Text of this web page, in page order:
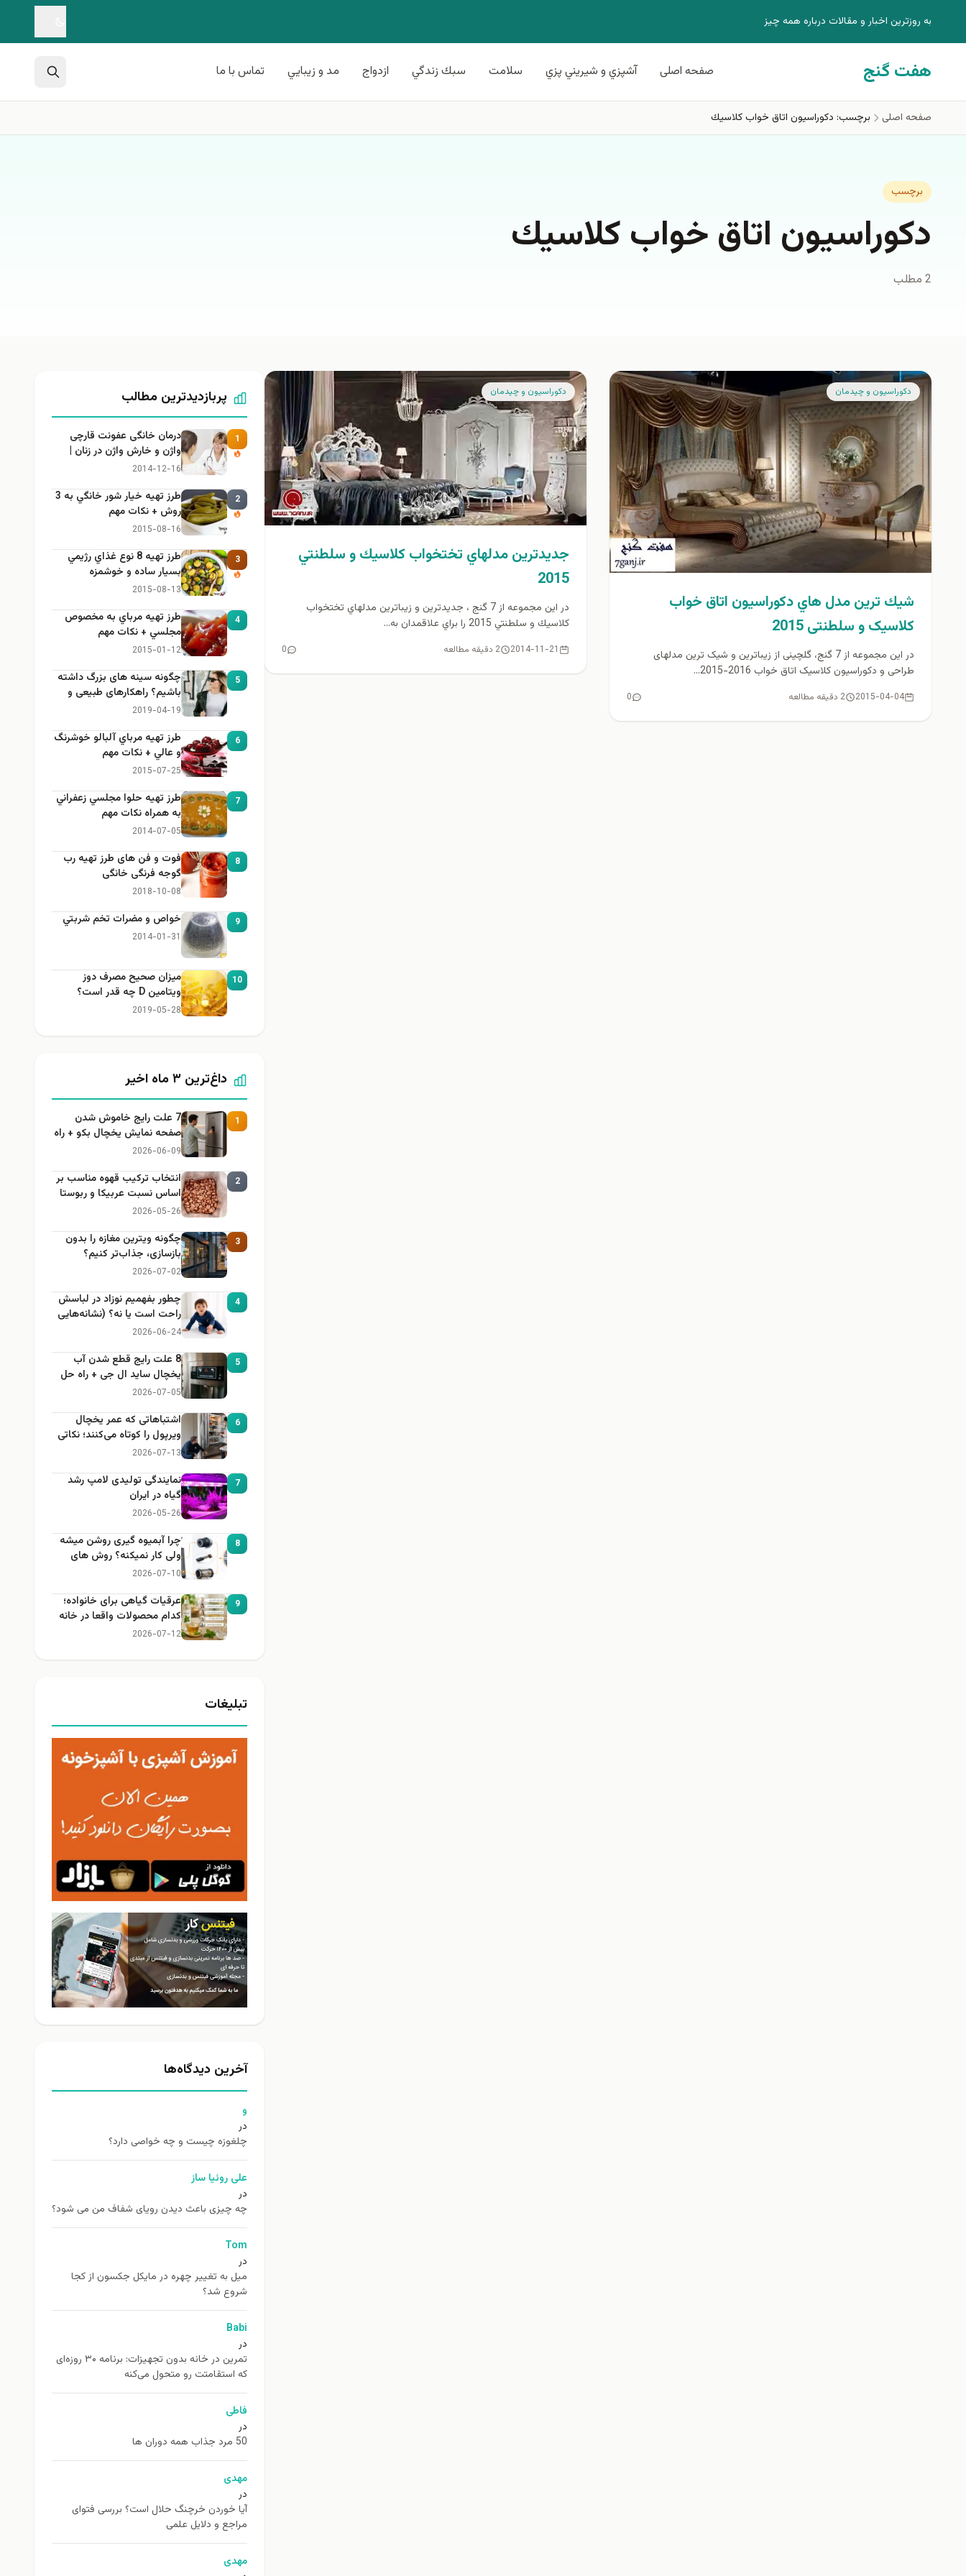
به روزترين اخبار و مقالات درباره همه چيز
هفت گنج صفحه اصلی آشپزي و شيريني پزي سلامت سبك زندگي ازدواج مد و زيبايي تماس با ما
صفحه اصلی برچسب: دكوراسيون اتاق خواب كلاسيك
برچسب
دكوراسيون اتاق خواب كلاسيك
2 مطلب
دكوراسيون و چيدمان
شيك ترين مدل هاي دكوراسيون اتاق خواب
کلاسیک و سلطنتی 2015
در این مجموعه از 7 گنج، گلچینی از زیباترین و شیک ترین مدلهای
طراحی و دکوراسیون کلاسیک اتاق خواب 2016-2015...
2015-04-04 2 دقیقه مطالعه 0
دكوراسيون و چيدمان
جديدترين مدلهاي تختخواب كلاسيك و سلطنتي
2015
در اين مجموعه از 7 گنج ، جديدترين و زيباترين مدلهاي تختخواب
كلاسيك و سلطنتي 2015 را براي علاقمدان به...
2014-11-21 2 دقیقه مطالعه 0
پربازدیدترین مطالب
1
درمان خانگی عفونت قارچی
واژن و خارش واژن در زنان |
راهنمای کامل، ایمن و کاربردی
2014-12-16
2
طرز تهيه خیار شور خانگي به 3
روش + نكات مهم
2015-08-16
3
طرز تهيه 8 نوع غذاي رژيمي
بسيار ساده و خوشمزه
2015-08-13
4
طرز تهيه مرباي به مخصوص
مجلسي + نكات مهم
2015-01-12
5
چگونه سینه های بزرگ داشته
باشیم؟ راهکارهای طبیعی و
خانگی برای بزرگ کردن سینه
2019-04-19
6
طرز تهيه مرباي آلبالو خوشرنگ
و عالي + نكات مهم
2015-07-25
7
طرز تهيه حلوا مجلسي زعفراني
به همراه نكات مهم
2014-07-05
8
فوت و فن های طرز تهیه رب
گوجه فرنگی خانگی
2018-10-08
9 خواص و مضرات تخم شربتي
2014-01-31
10
میزان صحیح مصرف دوز
ویتامین D چه قدر است؟
2019-05-28
داغ‌ترین ۳ ماه اخیر
1
7 علت رایج خاموش شدن
صفحه نمایش یخچال بکو + راه
حل
2026-06-09
2
انتخاب ترکیب قهوه مناسب بر
اساس نسبت عربیکا و ربوستا
2026-05-26
3
چگونه ویترین مغازه را بدون
بازسازی، جذاب‌تر کنیم؟
2026-07-02
4
چطور بفهمیم نوزاد در لباسش
راحت است یا نه؟ (نشانه‌هایی
که هر مادر باید بداند)
2026-06-24
5
8 علت رایج قطع شدن آب
یخچال ساید ال جی + راه حل
2026-07-05
6
اشتباهاتی که عمر یخچال
ویرپول را کوتاه می‌کنند؛ نکاتی
که باید بدانید
2026-07-13
7
نمایندگی تولیدی لامپ رشد
گیاه در ایران
2026-05-26
8
چرا آبمیوه گیری روشن میشه
ولی کار نمیکنه؟ روش های
عیب یابی
2026-07-10
9
عرقیات گیاهی برای خانواده؛
کدام محصولات واقعا در خانه
کاربرد دارند؟
2026-07-12
تبلیغات
آخرین دیدگاه‌ها
و
در
چلغوزه چیست و چه خواصی دارد؟
علی روئیا ساز
در
چه چیزی باعث دیدن رویای شفاف من می شود؟
Tom
در
ميل به تغيير چهره در مایکل جکسون از كجا
شروع شد؟
Babi
در
تمرین در خانه بدون تجهیزات: برنامه ۳۰ روزه‌ای
که استقامتت رو متحول می‌کنه
فاطی
در
50 مرد جذاب همه دوران ها
مهدی
در
آیا خوردن خرچنگ حلال است؟ بررسی فتوای
مراجع و دلایل علمی
مهدی